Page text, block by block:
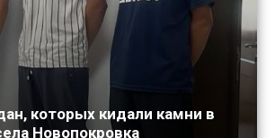
которых кидали камни в
Новопокровка